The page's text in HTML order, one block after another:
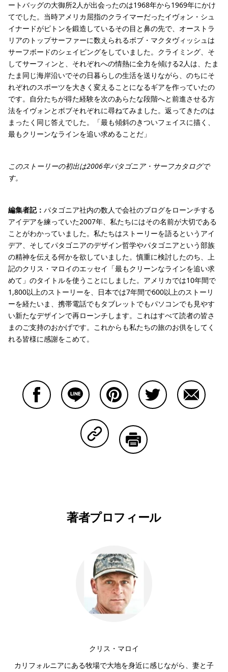
ートバッグの大御所2人が出会ったのは1968年から1969年にかけ
てでした。当時アメリカ屈指のクライマーだったイヴォン・シュ
イナードがピトンを鍛造しているその目と鼻の先で、オーストラ
リアのトップサーファーに数えられるボブ・マクタヴィッシュは
サーフボードのシェイピングをしていました。クライミング、そ
してサーフィンと、それぞれへの情熱に全力を傾ける2人は、たま
たま同じ海岸沿いでその日暮らしの生活を送りながら、のちにそ
れぞれのスポーツを大きく変えることになるギアを作っていたの
です。自分たちが得た経験を次のあらたな段階へと前進させる方
法をイヴォンとボブそれぞれに尋ねてみました。返ってきたのは
まったく同じ答えでした。「最も傾斜のきついフェイスに描く、
最もクリーンなラインを追い求めることだ」
このストーリーの初出は2006年パタゴニア・サーフカタログで
す。
編集者記： パタゴニア社内の数人で会社のブログをローンチする
アイデアを練っていた2007年、私たちにはその名前が大切である
ことがわかっていました。私たちはストーリーを語るというアイ
デア、そしてパタゴニアのデザイン哲学やパタゴニアという部族
の精神を伝える何かを欲していました。慎重に検討したのち、上
記のクリス・マロイのエッセイ「最もクリーンなラインを追い求
めて」のタイトルを使うことにしました。アメリカでは10年間で
1,800以上のストーリーを、日本では7年間で600以上のストーリ
ーを経たいま、携帯電話でもタブレットでもパソコンでも見やす
い新たなデザインで再ローンチします。これはすべて読者の皆さ
まのご支持のおかげです。これからも私たちの旅のお供をしてく
れる皆様に感謝をこめて。
Copy Linkで共有する
著者プロフィール
クリス・マロイ
カリフォルニアにある牧場で大地を身近に感じながら、妻と子